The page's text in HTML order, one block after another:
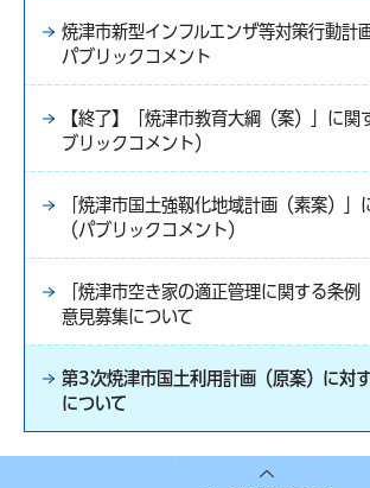
焼津市新型インフルエンザ等対策行動計
パブリックコメント
【終了】「焼津市教育大綱（案）」に関
ブリックコメント）
「焼津市国土強靱化地域計画（素案）」
（パブリックコメント）
「焼津市空き家の適正管理に関する条例
意見募集について
第3次焼津市国土利用計画（原案）に対
について